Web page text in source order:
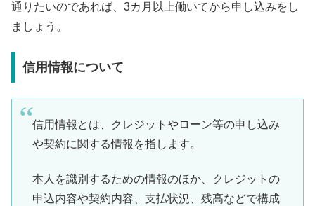
通りたいのであれば、3カ月以上働いてから申し込みをし
ましょう。
信用情報について
信用情報とは、クレジットやローン等の申し込み
や契約に関する情報を指します。
本人を識別するための情報のほか、クレジットの
申込内容や契約内容、支払状況、残高などで構成